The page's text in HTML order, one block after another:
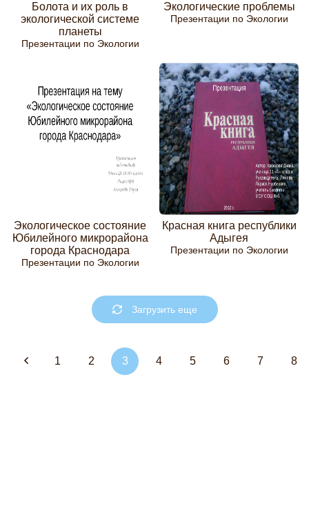
Болота и их роль в
экологической системе
планеты
Презентации по Экологии
Экологические проблемы
Презентации по Экологии
Экологическое состояние
Юбилейного микрорайона
города Краснодара
Презентации по Экологии
Красная книга республики
Адыгея
Презентации по Экологии
Загрузить еще
1 2 3 4 5 6 7 8